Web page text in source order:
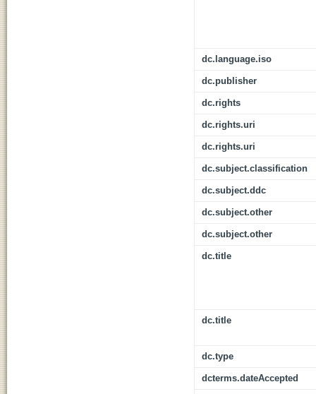
dc.language.iso
dc.publisher
dc.rights
dc.rights.uri
dc.rights.uri
dc.subject.classification
dc.subject.ddc
dc.subject.other
dc.subject.other
dc.title
dc.title
dc.type
dcterms.dateAccepted